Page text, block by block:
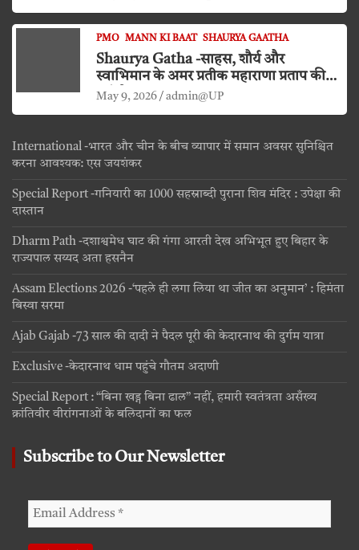
PMO MANN KI BAAT SHAURYA GAATHA
Shaurya Gatha -साहस, शौर्य और
स्वाभिमान के अमर प्रतीक महाराणा प्रताप की
जयंती
May 9, 2026 admin@UP
International -भारत और चीन के बीच व्यापार में समान अवसर सुनिश्चित
करना आवश्यक: एस जयशंकर
Special Report -गनियारी का 1000 सहस्राब्दी पुराना शिव मंदिर : उपेक्षा की
दास्तान
Dharm Path -दशाश्वमेध घाट की गंगा आरती देख अभिभूत हुए बिहार के
राज्यपाल सय्यद अता हसनैन
Assam Elections 2026 -‘पहले ही लगा लिया था जीत का अनुमान’ : हिमंता
बिस्वा सरमा
Ajab Gajab -73 साल की दादी ने पैदल पूरी की केदारनाथ की दुर्गम यात्रा
Exclusive -केदारनाथ धाम पहुंचे गौतम अदाणी
Special Report : “बिना खड्ग बिना ढाल” नहीं, हमारी स्वतंत्रता असँख्य
क्रांतिवीर वीरांगनाओं के बलिदानों का फल
Subscribe to Our Newsletter